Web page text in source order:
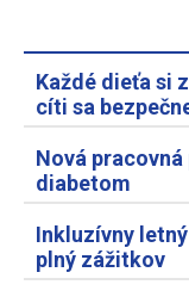
Každé dieťa si
cíti sa
Nová
diabetom
Inkluzívny
plný zážitkov